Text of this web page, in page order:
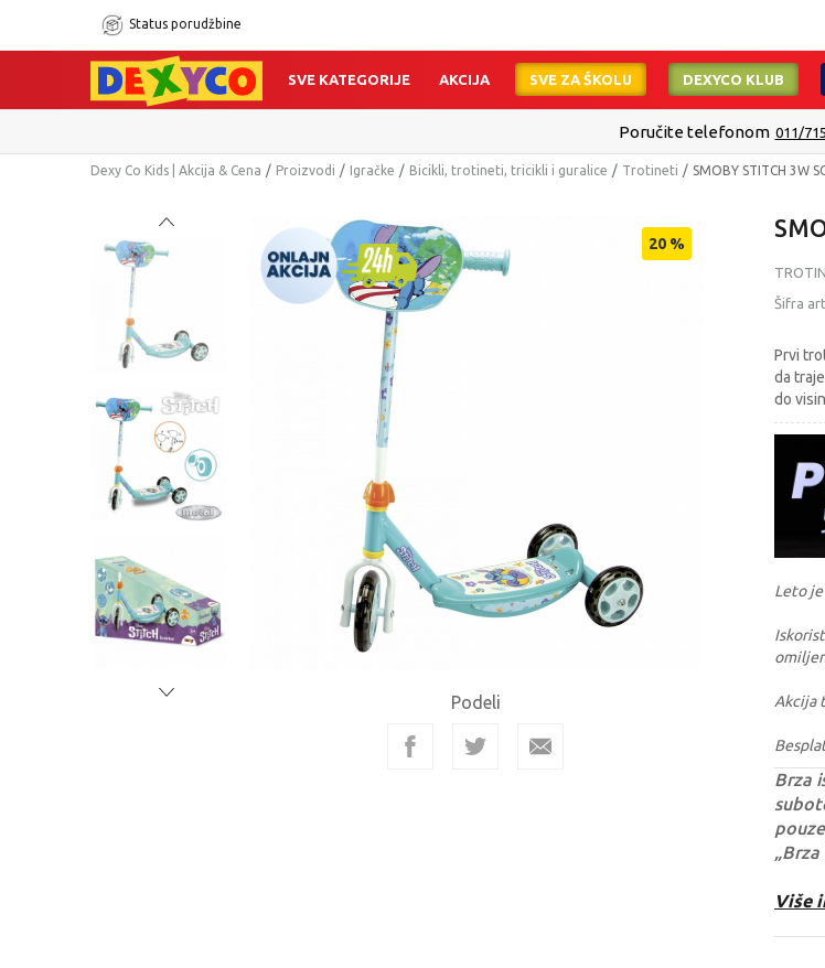
Status porudžbine
SVE KATEGORIJE AKCIJA SVE ZA ŠKOLU DEXYCO KLUB
Poručite telefonom 011/
Dexy Co Kids | Akcija & Cena Proizvodi Igračke Bicikli, trotineti, tricikli i guralice Trotineti SMOBY STITCH 3W
20 %
Podeli
Šifra
Prvi
da
do
Leto
Akcija
Brza
Više